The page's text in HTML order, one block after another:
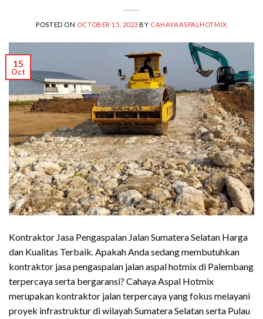
POSTED ON OCTOBER 15, 2023 BY CAHAYAASPALHOTMIX
15
Oct
Kontraktor Jasa Pengaspalan Jalan Sumatera Selatan Harga
dan Kualitas Terbaik. Apakah Anda sedang membutuhkan
kontraktor jasa pengaspalan jalan aspal hotmix di Palembang
terpercaya serta bergaransi? Cahaya Aspal Hotmix
merupakan kontraktor jalan terpercaya yang fokus melayani
proyek infrastruktur di wilayah Sumatera Selatan serta Pulau